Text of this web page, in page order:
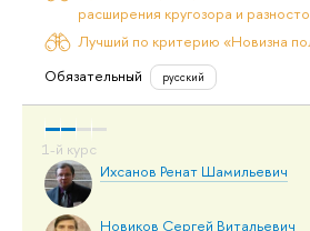
расширения кругозора и
Лучший по критерию «Новизна
Обязательный
русский
Ихсанов Ренат Шамильевич
Новиков Сергей Витальевич